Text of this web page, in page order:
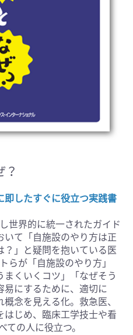
？
即したすぐに役立つ実践書
世界的に統一されたガイド
て「自施設のやり方は正
？」と疑問を抱いている医
らが「自施設のやり方」
まくいくコツ」「なぜそう
にするために、適切に
念を見える化。救急医、
じめ、臨床工学技士や看
ての人に役立つ。